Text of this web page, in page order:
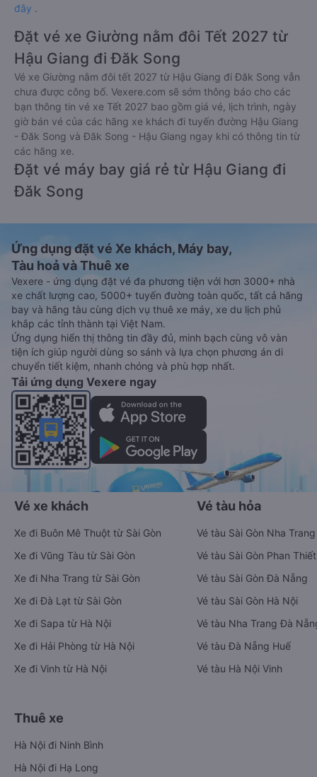
đây .
Đặt vé xe Giường nằm đôi Tết 2027 từ
Hậu Giang đi Đăk Song
Vé xe Giường nằm đôi tết 2027 từ Hậu Giang đi Đăk Song vẫn
chưa được công bố. Vexere.com sẽ sớm thông báo cho các
bạn thông tin vé xe Tết 2027 bao gồm giá vé, lịch trình, ngày
giờ bán vé của các hãng xe khách đi tuyến đường Hậu Giang
- Đăk Song và Đăk Song - Hậu Giang ngay khi có thông tin từ
các hãng xe.
Đặt vé máy bay giá rẻ từ Hậu Giang đi
Đăk Song
Ứng dụng đặt vé Xe khách, Máy bay,
Tàu hoả và Thuê xe
Vexere - ứng dụng đặt vé đa phương tiện với hơn 3000+ nhà
xe chất lượng cao, 5000+ tuyến đường toàn quốc, tất cả hãng
bay và hãng tàu cùng dịch vụ thuê xe máy, xe du lịch phủ
khắp các tỉnh thành tại Việt Nam.
Ứng dụng hiển thị thông tin đầy đủ, minh bạch cùng vô vàn
tiện ích giúp người dùng so sánh và lựa chọn phương án di
chuyển tiết kiệm, nhanh chóng và phù hợp nhất.
Tải ứng dụng Vexere ngay
Vé xe khách
Xe đi Buôn Mê Thuột từ Sài Gòn
Xe đi Vũng Tàu từ Sài Gòn
Xe đi Nha Trang từ Sài Gòn
Xe đi Đà Lạt từ Sài Gòn
Xe đi Sapa từ Hà Nội
Xe đi Hải Phòng từ Hà Nội
Xe đi Vinh từ Hà Nội
Vé tàu hỏa
Vé tàu Sài Gòn Nha Trang
Vé tàu Sài Gòn Phan Thiết
Vé tàu Sài Gòn Đà Nẵng
Vé tàu Sài Gòn Hà Nội
Vé tàu Nha Trang Đà
Vé tàu Đà Nẵng Huế
Vé tàu Hà Nội Vinh
Thuê xe
Hà Nội đi Ninh Bình
Hà Nội đi Hạ Long